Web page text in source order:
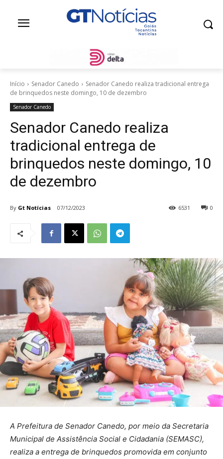
Início Senador Canedo
Senador Canedo realiza tradicional entrega
de brinquedos neste domingo, 10 de dezembro
Senador Canedo
Senador Canedo realiza
tradicional entrega de
brinquedos neste domingo, 10
de dezembro
By Gt Notícias 07/12/2023 0
6531
A Prefeitura de Senador Canedo, por meio da Secretaria
Municipal de Assistência Social e Cidadania (SEMASC),
realiza a entrega de brinquedos promovida em conjunto